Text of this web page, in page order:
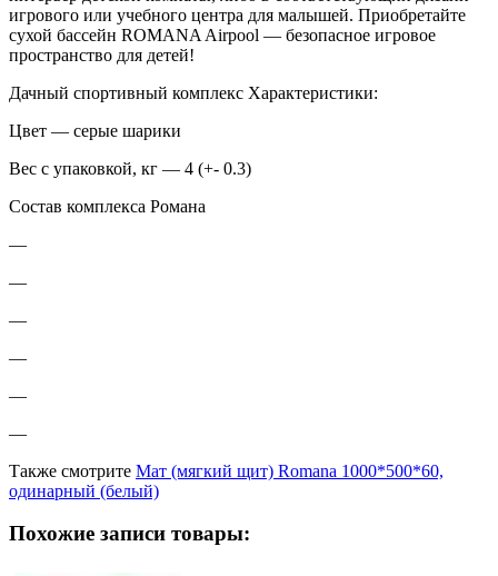
игрового или учебного центра для малышей. Приобретайте
сухой бассейн ROMANA Airpool — безопасное игровое
пространство для детей!
Дачный спортивный комплекс Характеристики:
Цвет — серые шарики
Вес с упаковкой, кг — 4 (+- 0.3)
Состав комплекса Романа
—
—
—
—
—
—
Также смотрите Мат (мягкий щит) Romana 1000*500*60,
одинарный (белый)
Похожие записи товары: